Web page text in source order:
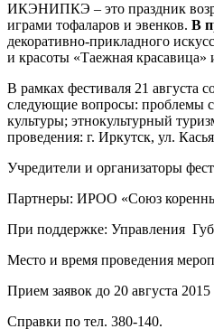
ИКЭНИПКЭ – это праздник
играми тофаларов и эвенков. В
декоративно-прикладного
и красоты «Таежная
В рамках фестиваля 21 августа
следующие вопросы: проблемы
культуры; этнокультурный
проведения: г. Иркутск, ул.
Учредители и организаторы
Партнеры: ИРОО «Союз
При поддержке: Управления
Место и время проведения
Прием заявок до 20 августа 2015
Справки по тел. 380-140.